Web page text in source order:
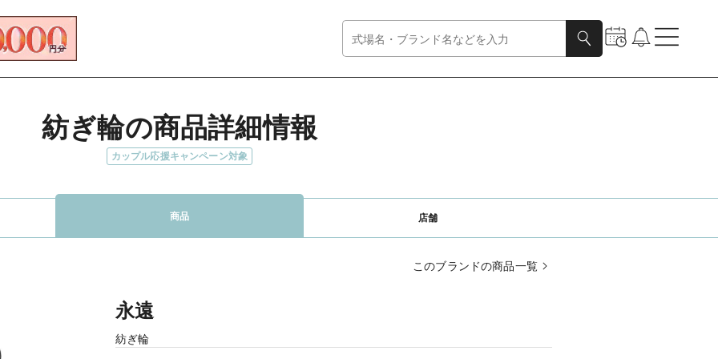
紡ぎ輪の商品詳細情報
カップル応援キャンペーン対象
商品 店舗
このブランドの商品一覧
永遠
紡ぎ輪